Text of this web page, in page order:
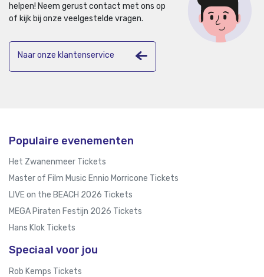
helpen! Neem gerust contact met ons op
of kijk bij onze veelgestelde vragen.
Naar onze klantenservice
Populaire evenementen
Het Zwanenmeer Tickets
Master of Film Music Ennio Morricone Tickets
LIVE on the BEACH 2026 Tickets
MEGA Piraten Festijn 2026 Tickets
Hans Klok Tickets
Speciaal voor jou
Rob Kemps Tickets